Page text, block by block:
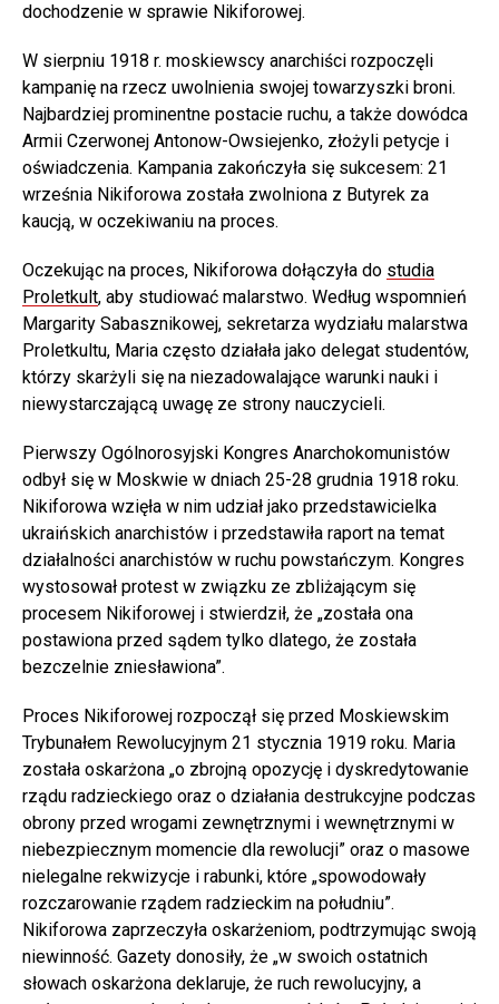
dochodzenie w sprawie Nikiforowej.
W sierpniu 1918 r. moskiewscy anarchiści rozpoczęli
kampanię na rzecz uwolnienia swojej towarzyszki broni.
Najbardziej prominentne postacie ruchu, a także dowódca
Armii Czerwonej Antonow-Owsiejenko, złożyli petycje i
oświadczenia. Kampania zakończyła się sukcesem: 21
września Nikiforowa została zwolniona z Butyrek za
kaucją, w oczekiwaniu na proces.
Oczekując na proces, Nikiforowa dołączyła do studia
Proletkult, aby studiować malarstwo. Według wspomnień
Margarity Sabasznikowej, sekretarza wydziału malarstwa
Proletkultu, Maria często działała jako delegat studentów,
którzy skarżyli się na niezadowalające warunki nauki i
niewystarczającą uwagę ze strony nauczycieli.
Pierwszy Ogólnorosyjski Kongres Anarchokomunistów
odbył się w Moskwie w dniach 25-28 grudnia 1918 roku.
Nikiforowa wzięła w nim udział jako przedstawicielka
ukraińskich anarchistów i przedstawiła raport na temat
działalności anarchistów w ruchu powstańczym. Kongres
wystosował protest w związku ze zbliżającym się
procesem Nikiforowej i stwierdził, że „została ona
postawiona przed sądem tylko dlatego, że została
bezczelnie zniesławiona”.
Proces Nikiforowej rozpoczął się przed Moskiewskim
Trybunałem Rewolucyjnym 21 stycznia 1919 roku. Maria
została oskarżona „o zbrojną opozycję i dyskredytowanie
rządu radzieckiego oraz o działania destrukcyjne podczas
obrony przed wrogami zewnętrznymi i wewnętrznymi w
niebezpiecznym momencie dla rewolucji” oraz o masowe
nielegalne rekwizycje i rabunki, które „spowodowały
rozczarowanie rządem radzieckim na południu”.
Nikiforowa zaprzeczyła oskarżeniom, podtrzymując swoją
niewinność. Gazety donosiły, że „w swoich ostatnich
słowach oskarżona deklaruje, że ruch rewolucyjny, a